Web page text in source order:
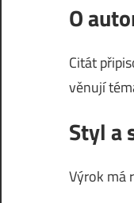
O
Citát
věnují
Styl a
Výrok má